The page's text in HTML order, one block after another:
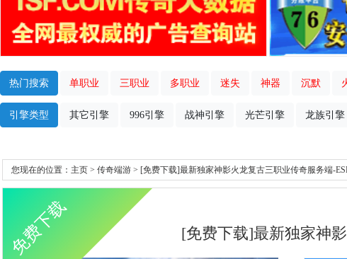
热门搜索 单职业 三职业 多职业 迷失 神器 沉默
引擎类型 其它引擎 996引擎 战神引擎 光芒引擎 龙族引擎
您现在的位置： 主页 > 传奇端游 > [免费下载]最新独家神影火龙复古三职业传奇服务端-
免费下载 [免费下载]最新独家神